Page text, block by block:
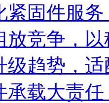
紧固件服
放竞争，
级趋势，
承载大责